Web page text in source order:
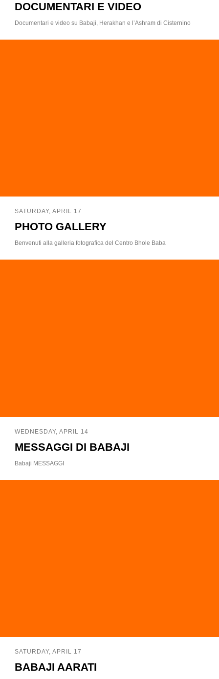
DOCUMENTARI E VIDEO
Documentari e video su Babaji, Herakhan e l’Ashram di Cisternino
SATURDAY, APRIL 17
PHOTO GALLERY
Benvenuti alla galleria fotografica del Centro Bhole Baba
WEDNESDAY, APRIL 14
MESSAGGI DI BABAJI
Babaji MESSAGGI
SATURDAY, APRIL 17
BABAJI AARATI